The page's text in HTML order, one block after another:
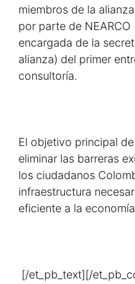
miembros de la
por parte de
encargada de la
alianza) del primer
consultoría.
El objetivo principal
eliminar las barreras
los ciudadanos
infraestructura
eficiente a la
[/et_pb_text][/